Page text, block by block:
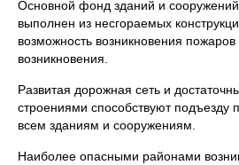
Основной фонд зданий и
выполнен из несгораемых
возможность возникновения
возникновения.
Развитая дорожная сеть и
строениями способствуют подъезду
всем зданиям и сооружениям.
Наиболее опасными районами